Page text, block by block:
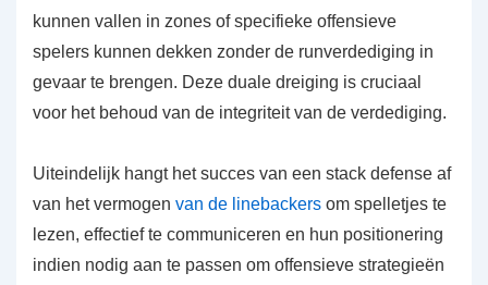
kunnen vallen in zones of specifieke offensieve
spelers kunnen dekken zonder de runverdediging in
gevaar te brengen. Deze duale dreiging is cruciaal
voor het behoud van de integriteit van de verdediging.
Uiteindelijk hangt het succes van een stack defense af
van het vermogen van de linebackers om spelletjes te
lezen, effectief te communiceren en hun positionering
indien nodig aan te passen om offensieve strategieën